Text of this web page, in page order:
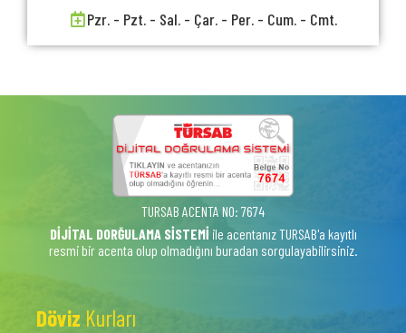
Pzr. - Pzt. - Sal. - Çar. - Per. - Cum. - Cmt.
TURSAB ACENTA NO: 7674
DİJİTAL DORĞULAMA SİSTEMİ ile acentanız TURSAB'a kayıtlı
resmi bir acenta olup olmadığını buradan sorgulayabilirsiniz.
Döviz Kurları